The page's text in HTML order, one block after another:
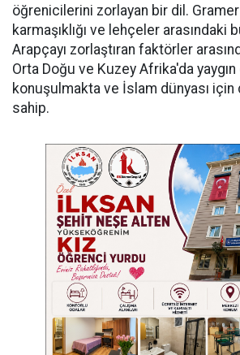
öğrenicilerini zorlayan bir dil. Gramer
karmaşıklığı ve lehçeler arasındaki
Arapçayı zorlaştıran faktörler
Orta Doğu ve Kuzey Afrika'da yaygın
konuşulmakta ve İslam dünyası için
sahip.